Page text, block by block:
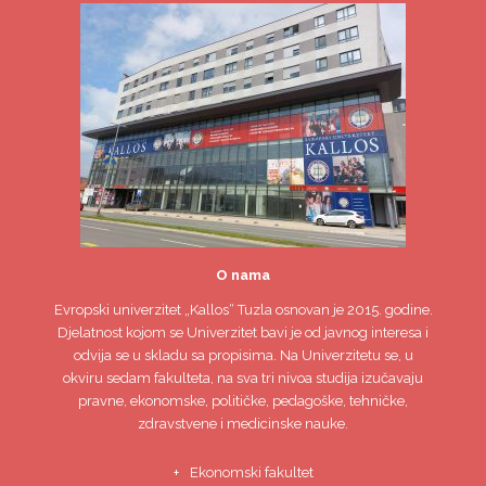
O nama
Evropski univerzitet„Kallos“ Tuzla osnovan je 2015. godine.
Djelatnost kojom se Univerzitet bavi je od javnog interesa i
odvija se u skladu sa propisima. Na Univerzitetu se, u
okviru sedam fakulteta, na sva tri nivoa studija izučavaju
pravne, ekonomske, političke, pedagoške, tehničke,
zdravstvene i medicinske nauke.
Ekonomski fakultet